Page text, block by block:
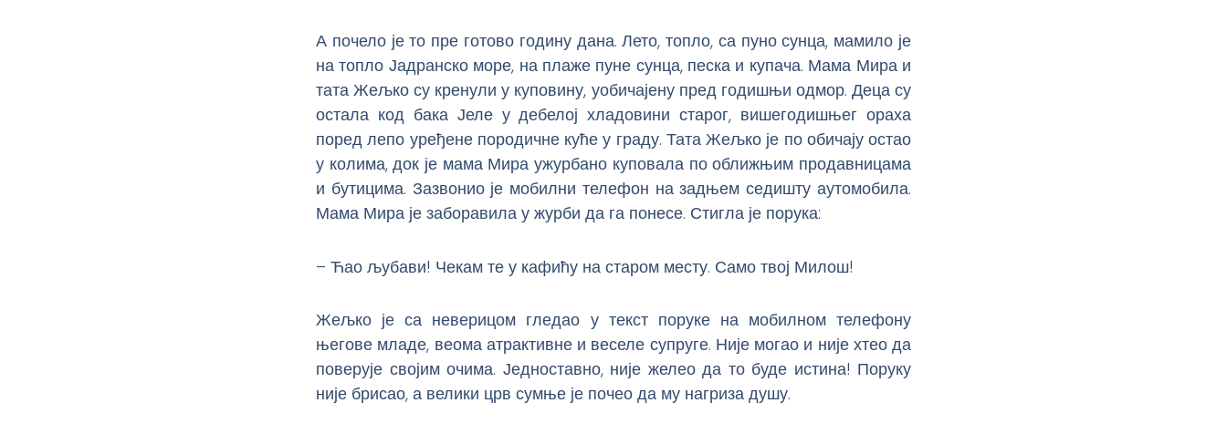
А почело је то пре готово годину дана. Лето, топло, са пуно сунца, мамило је
на топло Јадранско море, на плаже пуне сунца, песка и купача. Мама Мира и
тата Жељко су кренули у куповину, уобичајену пред годишњи одмор. Деца су
остала код бака Јеле у дебелој хладовини старог, вишегодишњег ораха
поред лепо уређене породичне куће у граду. Тата Жељко је по обичају остао
у колима, док је мама Мира ужурбано куповала по оближњим продавницама
и бутицима. Зазвонио је мобилни телефон на задњем седишту аутомобила.
Мама Мира је заборавила у журби да га понесе. Стигла је порука:
– Ћао љубави! Чекам те у кафићу на старом месту. Само твој Милош!
Жељко је са неверицом гледао у текст поруке на мобилном телефону
његове младе, веома атрактивне и веселе супруге. Није могао и није хтео да
поверује својим очима. Једноставно, није желео да то буде истина! Поруку
није брисао, а велики црв сумње је почео да му нагриза душу.